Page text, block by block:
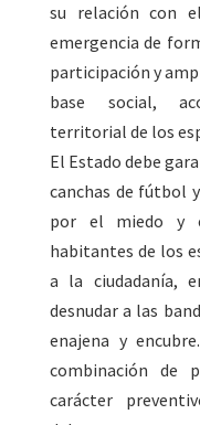
su relación con
emergencia de
participación y
base social,
territorial de los
El Estado debe
canchas de fútbol
por el miedo y
habitantes de los
a la ciudadanía,
desnudar a las
enajena y
combinación de
carácter